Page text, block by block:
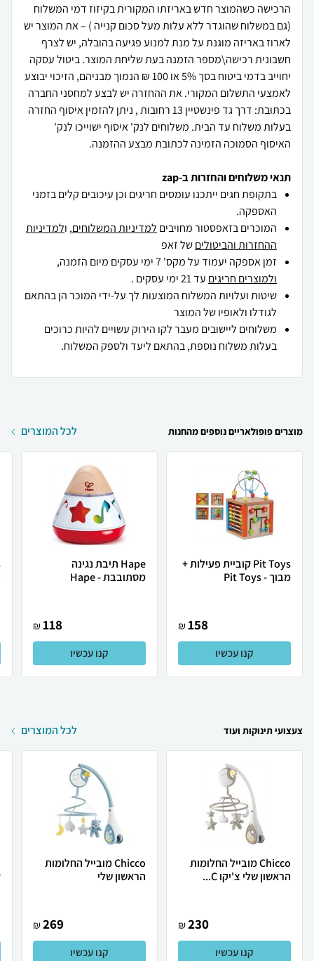
הרכישה כשהמוצר חדש באריזתו המקורית בקיזוז דמי המשלוח
(גם במשלוח שהוגדר ללא עלות מעל סכום קנייה ) – את המוצר יש
לארוז באריזה מוגנת על מנת למנוע פגיעה בהובלה, יש לצרף
חשבונית רכישה\מספר הזמנה בעת שליחת המוצר. ביטול עסקה
יחוייב בדמי ביטוח בסך 5% או 100 ₪ הנמוך מבניהם, הזיכוי יבוצע
לאמצעי התשלום המקורי. את ההחזרה יש לבצע למחסני החברה
בכתובת: דרך גד פינשטיין 13 רחובות , ניתן להזמין איסוף החזרה
בעלות משלוח עד הבית. משלוחים לנק' איסוף ישוייכו לנק'
האיסוף הסמוכה הזמינה לכתובת מבצע ההזמנה.
תנאי משלוחים והחזרות ב-zap
בתקופת חגים ייתכנו עומסים חריגים וכן עיכובים קלים בזמני
האספקה.
המוכרים בזאפסטור מחויבים למדיניות המשלוחים, ולמדיניות
ההחזרות והביטוליםשל זאפ
זמן אספקה יעמוד על מקס' 7 ימי עסקים מיום הזמנה,
ולמוצרים חריגים עד 21 ימי עסקים .
שיטות ועלויות המשלוח המוצעות לך על-ידי המוכר הן בהתאם
לגודלו ולאופיו של המוצר
משלוחים ליישובים מעבר לקו הירוק עשויים להיות כרוכים
בעלות משלוח נוספת, בהתאם ליעד ולספק המשלוח.
מוצרים פופולאריים נוספים מהחנות לכל המוצרים
Pit Toys קוביית פעילות +
מבוך - Pit Toys
158
₪
קנו עכשיו
Hape תיבת נגינה
מסתובבת - Hape
118
₪
קנו עכשיו
צעצועי תינוקות ועוד לכל המוצרים
Chicco מובייל החלומות
הראשון שלי צ'יקו C...
230
₪
קנו עכשיו
Chicco מובייל החלומות
הראשון שלי
269
₪
קנו עכשיו